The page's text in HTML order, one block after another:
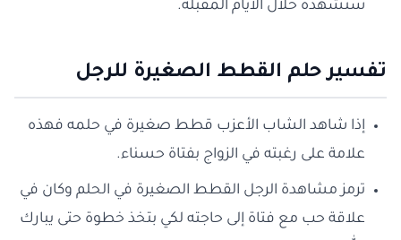
ستشهده خلال الأيام المقبلة.
تفسير حلم القطط الصغيرة للرجل
إذا شاهد الشاب الأعزب قطط صغيرة في حلمه فهذه
علامة على رغبته في الزواج بفتاة حسناء.
ترمز مشاهدة الرجل القطط الصغيرة في الحلم وكان في
علاقة حب مع فتاة إلى حاجته لكي بتخذ خطوة حتى يبارك